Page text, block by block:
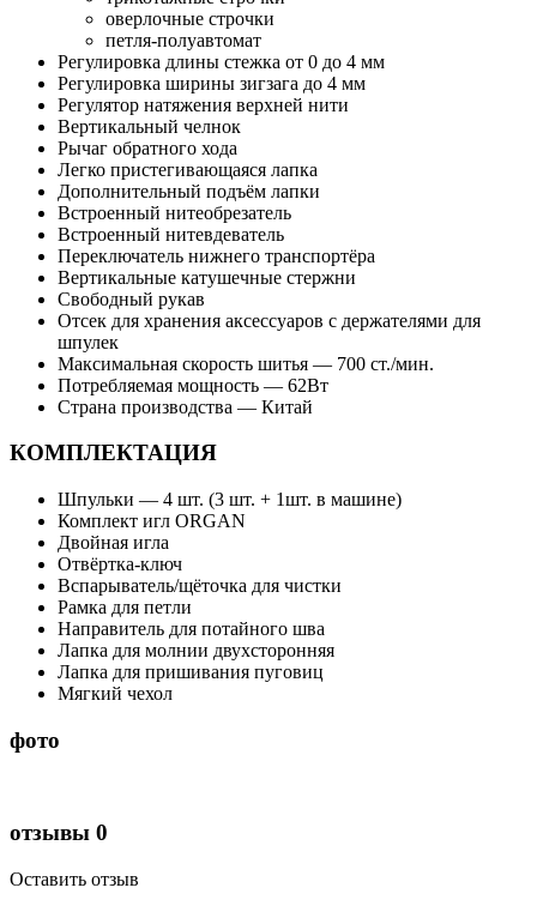
оверлочные строчки
петля-полуавтомат
Регулировка длины стежка от 0 до 4 мм
Регулировка ширины зигзага до 4 мм
Регулятор натяжения верхней нити
Вертикальный челнок
Рычаг обратного хода
Легко пристегивающаяся лапка
Дополнительный подъём лапки
Встроенный нитеобрезатель
Встроенный нитевдеватель
Переключатель нижнего транспортёра
Вертикальные катушечные стержни
Свободный рукав
Отсек для хранения аксессуаров с держателями для
шпулек
Максимальная скорость шитья — 700 ст./мин.
Потребляемая мощность — 62Вт
Страна производства — Китай
КОМПЛЕКТАЦИЯ
Шпульки — 4 шт. (3 шт. + 1шт. в машине)
Комплект игл ORGAN
Двойная игла
Отвёртка-ключ
Вспарыватель/щёточка для чистки
Рамка для петли
Направитель для потайного шва
Лапка для молнии двухсторонняя
Лапка для пришивания пуговиц
Мягкий чехол
фото
отзывы 0
Оставить отзыв